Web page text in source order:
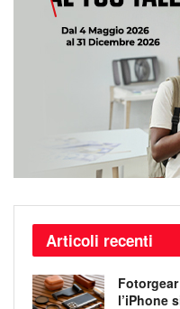
Articoli recenti
l’iPhone